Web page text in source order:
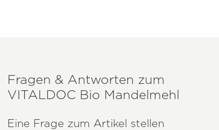
Fragen & Antworten zum
VITALDOC Bio Mandelmehl
Eine Frage zum Artikel stellen